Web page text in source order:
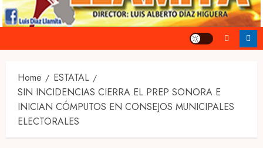
Home
ESTATAL
SIN INCIDENCIAS CIERRA EL PREP SONORA E
INICIAN CÓMPUTOS EN CONSEJOS MUNICIPALES
ELECTORALES